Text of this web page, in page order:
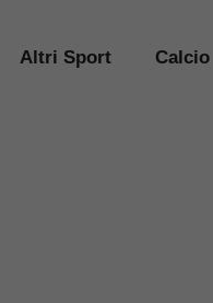
Altri Sport Calcio